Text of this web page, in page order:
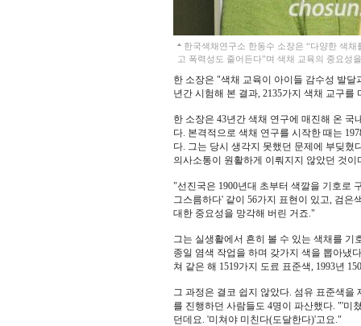
한국색채연구소 한동수 소장은 “다양한 색
고 폭력성도 줄어든다”며 색채 교육의 중요성
한 소장은 "색채 교육이 아이들 감수성 발
년간 시험해 본 결과, 2135가지 색채 교구
한 소장은 43년간 색채 연구에 매진해 온 국
다. 본격적으로 색채 연구를 시작한 때는
다. 그는 당시 생각지 못했던 문제에 부딪혔
의사소통이 원활하게 이뤄지지 않았던 것이
"선진국은 1900년대 초부터 색깔을 기호로
그스름하다' 같이 56가지 표현이 있고, 검은
대한 중요성을 망각해 버린 거죠."
그는 실생활에서 흔히 볼 수 있는 색채를 기
종일 염색 작업을 하며 갖가지 색을 뽑아냈
쳐 같은 해 1519가지 도료 표준색, 1993년
그 과정은 결코 쉽지 않았다. 섬유 표준색을
를 진행하던 사람들도 4명이 파산했다. "'미
던데요. '미쳐야 미친다(도달한다)'고요."